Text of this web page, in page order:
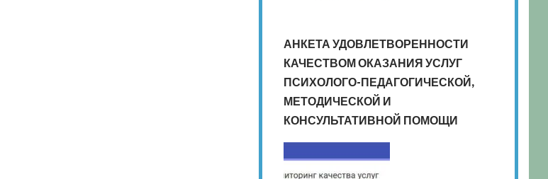
АНКЕТА УДОВЛЕТВОРЕННОСТИ
КАЧЕСТВОМ ОКАЗАНИЯ УСЛУГ
ПСИХОЛОГО-ПЕДАГОГИЧЕСКОЙ,
МЕТОДИЧЕСКОЙ И
КОНСУЛЬТАТИВНОЙ ПОМОЩИ